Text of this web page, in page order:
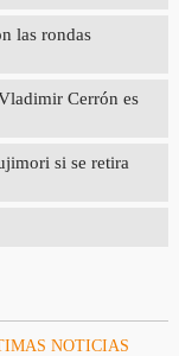
las rondas
Cerrón es
si se retira
NOTICIAS